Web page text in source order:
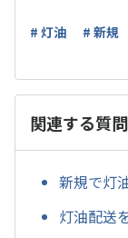
# 灯油 # 新規
関連する質問
新規で灯
灯油配送